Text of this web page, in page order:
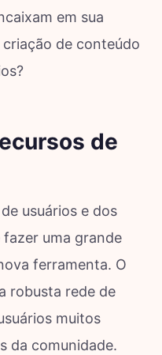
em sua
de conteúdo
de
usuários e dos
uma grande
ferramenta. O
robusta rede de
muitos
da comunidade.